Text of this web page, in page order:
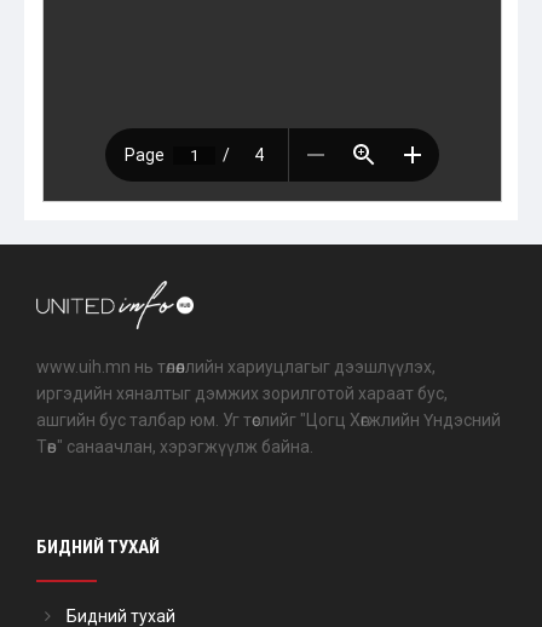
www.uih.mn нь төлөөллийн хариуцлагыг дээшлүүлэх,
иргэдийн хяналтыг дэмжих зорилготой хараат бус,
ашгийн бус талбар юм. Уг төслийг "Цогц Хөгжлийн Үндэсний
Төв" санаачлан, хэрэгжүүлж байна.
БИДНИЙ ТУХАЙ
Бидний тухай